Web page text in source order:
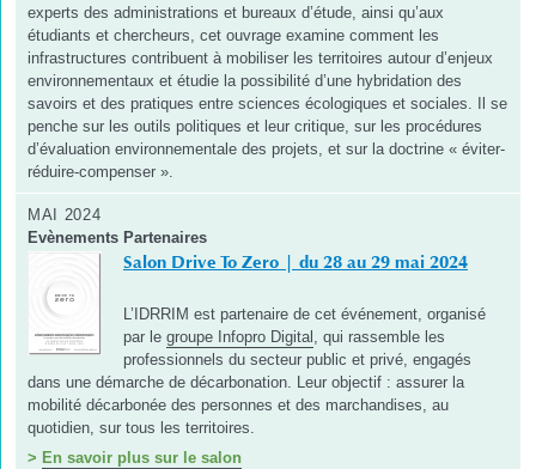
experts des administrations et bureaux d’étude, ainsi qu’aux
étudiants et chercheurs, cet ouvrage examine comment les
infrastructures contribuent à mobiliser les territoires autour d’enjeux
environnementaux et étudie la possibilité d’une hybridation des
savoirs et des pratiques entre sciences écologiques et sociales. Il se
penche sur les outils politiques et leur critique, sur les procédures
d’évaluation environnementale des projets, et sur la doctrine « éviter-
réduire-compenser ».
MAI 2024
Evènements Partenaires
Salon Drive To Zero | du 28 au 29 mai 2024
L’IDRRIM est partenaire de cet événement, organisé
par le groupe Infopro Digital , qui rassemble les
professionnels du secteur public et privé, engagés
dans une démarche de décarbonation. Leur objectif : assurer la
mobilité décarbonée des personnes et des marchandises, au
quotidien, sur tous les territoires.
> En savoir plus sur le salon